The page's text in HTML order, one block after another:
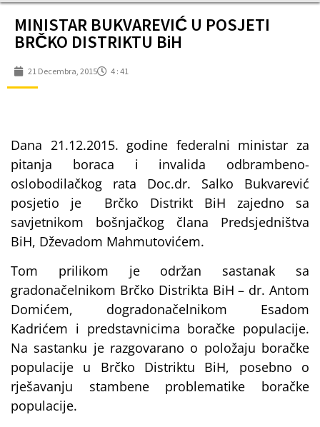
MINISTAR BUKVAREVIĆ U POSJETI
BRČKO DISTRIKTU BiH
21 Decembra, 2015 4 : 41
Dana 21.12.2015. godine federalni ministar za
pitanja boraca i invalida odbrambeno-
oslobodilačkog rata Doc.dr. Salko Bukvarević
posjetio je Brčko Distrikt BiH zajedno sa
savjetnikom bošnjačkog člana Predsjedništva
BiH, Dževadom Mahmutovićem.
Tom prilikom je održan sastanak sa
gradonačelnikom Brčko Distrikta BiH – dr. Antom
Domićem, dogradonačelnikom Esadom
Kadrićem i predstavnicima boračke populacije.
Na sastanku je razgovarano o položaju boračke
populacije u Brčko Distriktu BiH, posebno o
rješavanju stambene problematike boračke
populacije.